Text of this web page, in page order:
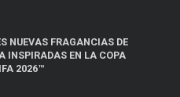
NUEVAS FRAGANCIAS DE
INSPIRADAS EN LA COPA
2026™